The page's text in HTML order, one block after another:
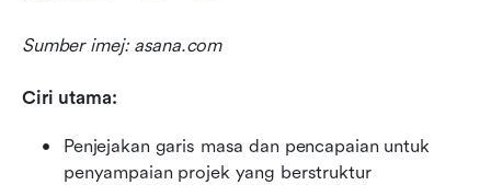
Sumber imej: asana.com
Ciri utama:
Penjejakan garis masa dan pencapaian untuk
penyampaian projek yang berstruktur